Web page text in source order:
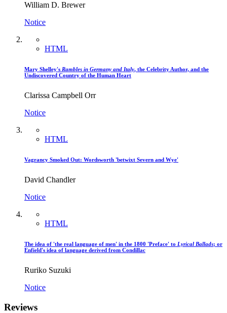
William D. Brewer
Notice
HTML
Mary Shelley's Rambles in Germany and Italy, the Celebrity Author, and the
Undiscovered Country of the Human Heart
Clarissa Campbell Orr
Notice
HTML
Vagrancy Smoked Out: Wordsworth 'betwixt Severn and Wye'
David Chandler
Notice
HTML
The idea of 'the real language of men' in the 1800 'Preface' to Lyrical Ballads; or
Enfield's idea of language derived from Condillac
Ruriko Suzuki
Notice
Reviews